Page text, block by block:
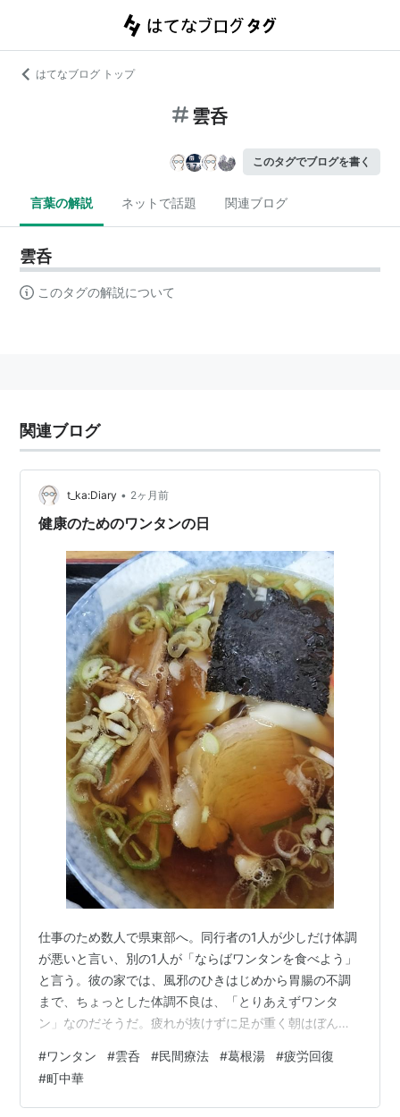
はてなブログ トップ
雲呑
このタグでブログを書く
言葉の解説 ネットで話題 関連ブログ
雲呑
このタグの解説について
関連ブログ
t_ka:Diary • 2ヶ月前
健康のためのワンタンの日
仕事のため数人で県東部へ。同行者の1人が少しだけ体調
が悪いと言い、別の1人が「ならばワンタンを食べよう」
と言う。彼の家では、風邪のひきはじめから胃腸の不調
まで、ちょっとした体調不良は、「とりあえずワンタ
ン」なのだそうだ。疲れが抜けずに足が重く朝はぼんや
するのだと主張する。 家ごとに違う民間療法みたいなも
のだろう。ビタミン剤やビオフェルミンに頼る家も知っ
ているし、柑橘類こそが初期症状を制圧すると語る人達
#ワンタン #雲呑 #民間療法 #葛根湯 #疲労回復
#町中華